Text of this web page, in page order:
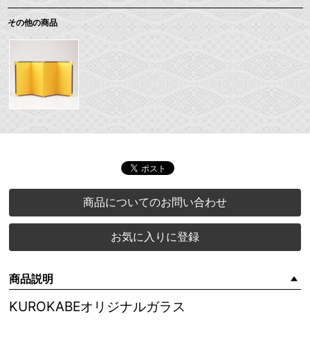
その他の商品
商品についてのお問い合わせ
お気に入りに登録
商品説明
KUROKABEオリジナルガラス